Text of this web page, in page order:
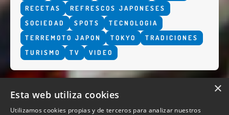
RECETAS
REFRESCOS JAPONESES
SOCIEDAD
SPOTS
TECNOLOGIA
TERREMOTO JAPON
TOKYO
TRADICIONES
TURISMO
TV VIDEO
×
Esta web utiliza cookies
Utilizamos cookies propias y de terceros para analizar nuestros